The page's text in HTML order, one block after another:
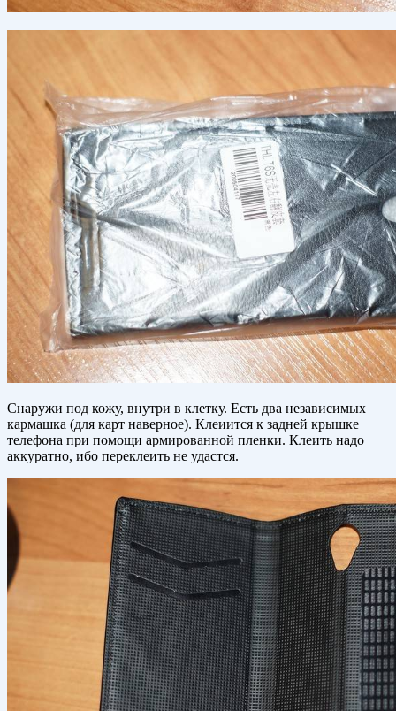
Снаружи под кожу, внутри в клетку. Есть два независимых
кармашка (для карт наверное). Клеиится к задней крышке
телефона при помощи армированной пленки. Клеить надо
аккуратно, ибо переклеить не удастся.